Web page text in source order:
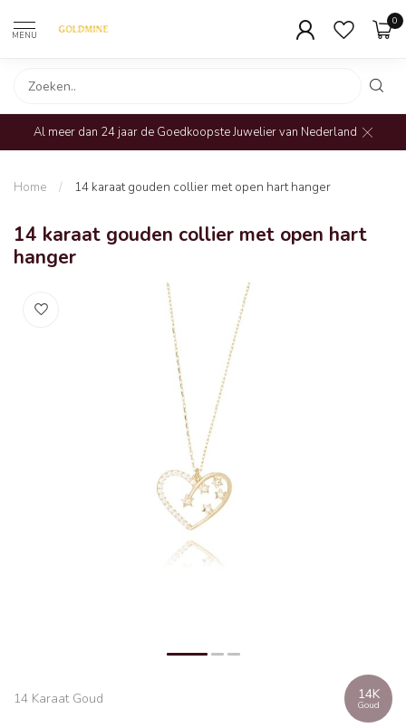
MENU
0
Al meer dan 24 jaar de Goedkoopste Juwelier van Nederland
Home / 14 karaat gouden collier met open hart hanger
14 karaat gouden collier met open hart
hanger
14 Karaat Goud 14K
Goud